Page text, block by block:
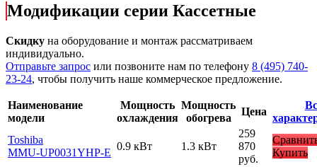
Модификации серии Кассетные
Скидку на оборудование и монтаж рассматриваем
индивидуально.
Отправьте запрос или позвоните нам по телефону 8 (495) 740-
23-24, чтобы получить наше коммерческое предложение.
Наименование
модели
Мощность
охлаждения
Мощность
обогрева
Цена
Toshiba
MMU-UP0031YHP-E
0.9 кВт 1.3 кВт
259
870
руб.
Купить